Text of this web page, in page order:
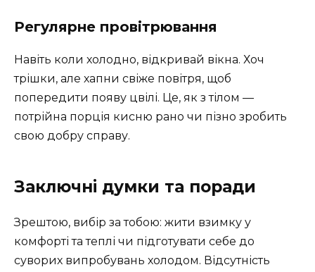
Регулярне провітрювання
Навіть коли холодно, відкривай вікна. Хоч
трішки, але хапни свіже повітря, щоб
попередити появу цвілі. Це, як з тілом —
потрійна порція кисню рано чи пізно зробить
свою добру справу.
Заключні думки та поради
Зрештою, вибір за тобою: жити взимку у
комфорті та теплі чи підготувати себе до
суворих випробувань холодом. Відсутність